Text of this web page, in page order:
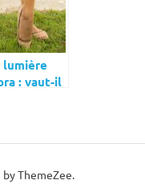
: vaut-il
ThemeZee.